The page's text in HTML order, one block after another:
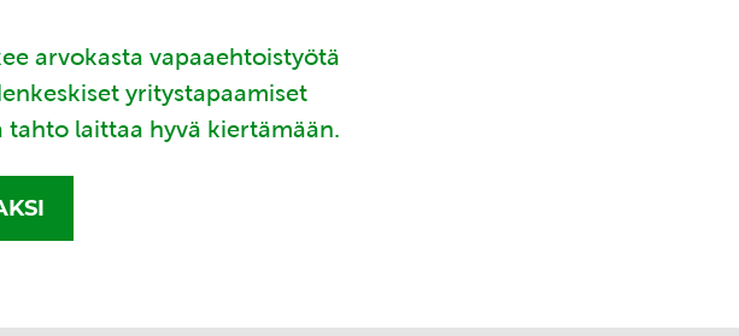
arvokasta vapaaehtoistyötä
yritystapaamiset
laittaa hyvä kiertämään.